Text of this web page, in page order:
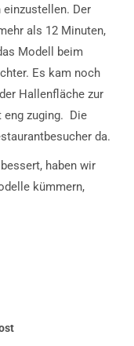
Der
als 12 Minuten,
Modell beim
Es kam noch
Hallenfläche zur
zuging. Die
da.
haben wir
kümmern,